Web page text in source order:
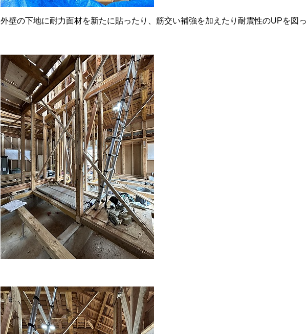
外壁の下地に耐力面材を新たに貼ったり、筋交い補強を加えたり耐震性のUPを図っ